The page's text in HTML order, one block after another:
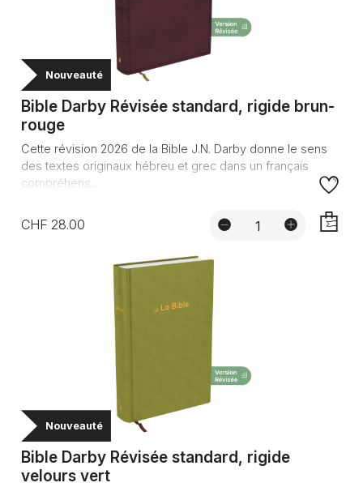
Nouveauté
Bible Darby Révisée standard, rigide brun-
rouge
Cette révision 2026 de la Bible J.N. Darby donne le sens
des textes originaux hébreu et grec dans un français
compréhens...
CHF 28.00
Nouveauté
Bible Darby Révisée standard, rigide
velours vert